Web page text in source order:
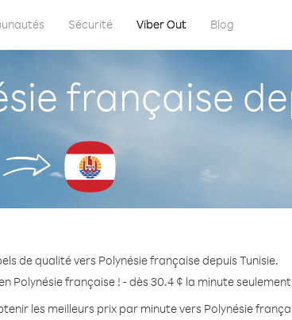
Sécurité Viber Out Blog
française
de qualité vers Polynésie française depuis Tunisie.
Polynésie française ! - dès 30.4 ¢ la minute
les meilleurs prix par minute vers Polynésie